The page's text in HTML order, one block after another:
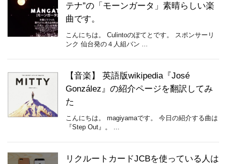
テナ”の「モーンガータ」素晴らしい楽
曲です。
こんにちは。 Culintoのぽてとです。 スポンサーリ
ンク 仙台発の４人組バン ...
【音楽】 英語版wikipedia『José
González』の紹介ページを翻訳してみ
た
こんにちは。 magiyamaです。 今日の紹介する曲は
『Step Out』。 ...
リクルートカードJCBを使っている人は